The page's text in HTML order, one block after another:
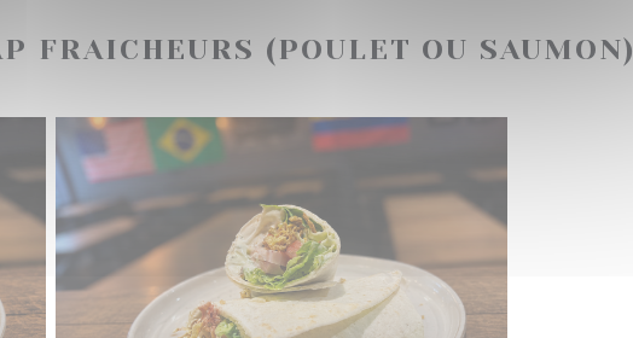
FRAICHEURS (POULET OU SAUMON)